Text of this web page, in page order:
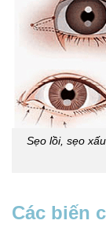
Sẹo lồi, sẹo
Các biến